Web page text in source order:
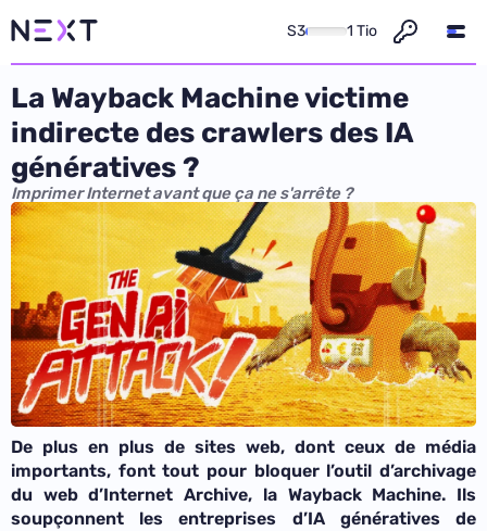
S3 1 Tio
La Wayback Machine victime
indirecte des crawlers des IA
génératives ?
Imprimer Internet avant que ça ne s'arrête ?
De plus en plus de sites web, dont ceux de média
importants, font tout pour bloquer l’outil d’archivage
du web d’Internet Archive, la Wayback Machine. Ils
soupçonnent les entreprises d’IA génératives de